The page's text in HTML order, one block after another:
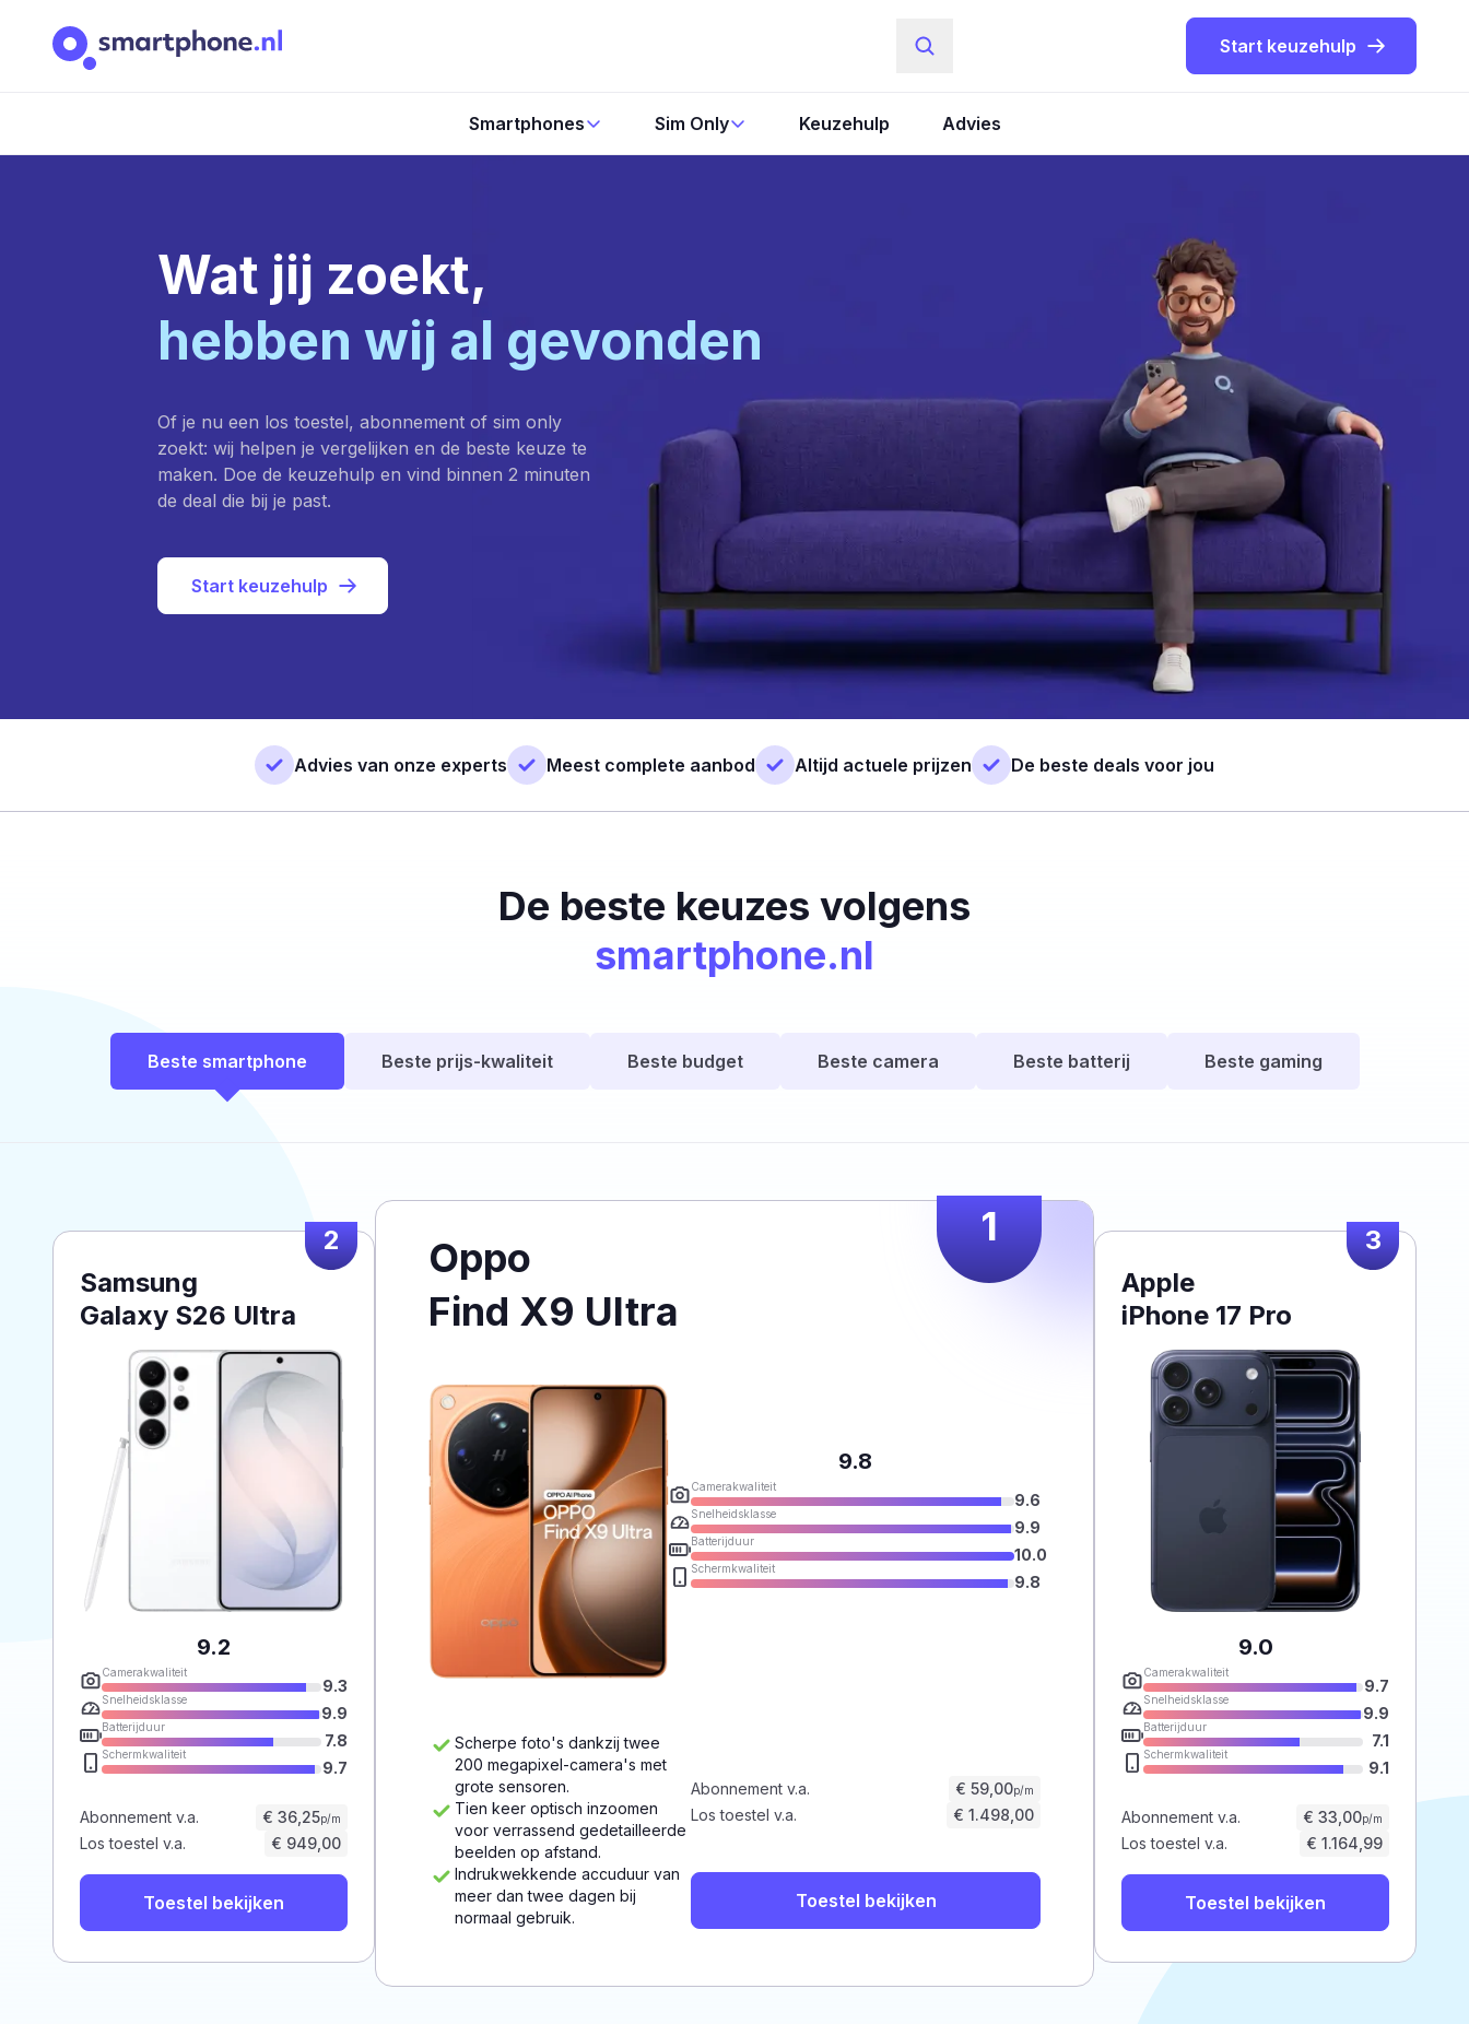
Start keuzehulp
Smartphones Sim Only Keuzehulp Advies
Wat jij zoekt,
hebben wij al gevonden
Of je nu een los toestel, abonnement of sim only
zoekt: wij helpen je vergelijken en de beste keuze te
maken. Doe de keuzehulp en vind binnen 2 minuten
de deal die bij je past.
Start keuzehulp
Advies van onze experts Meest complete aanbod Altijd actuele prijzen De beste deals voor jou
De beste keuzes volgens
smartphone.nl
Beste smartphone Beste prijs-kwaliteit Beste budget Beste camera Beste batterij Beste gaming
1
Oppo
Find X9 Ultra
9.8
Camerakwaliteit
9.6
Snelheidsklasse
9.9
Batterijduur
10.0
Schermkwaliteit
9.8
Scherpe foto's dankzij twee
200 megapixel-camera's met
grote sensoren.
Tien keer optisch inzoomen
voor verrassend gedetailleerde
beelden op afstand.
Indrukwekkende accuduur van
meer dan twee dagen bij
normaal gebruik.
Abonnement v.a. € 59,00p/m
Los toestel v.a. € 1.498,00
Toestel bekijken
2
Samsung
Galaxy S26 Ultra
9.2
Camerakwaliteit
9.3
Snelheidsklasse
9.9
Batterijduur
7.8
Schermkwaliteit
9.7
Abonnement v.a. € 36,25p/m
Los toestel v.a. € 949,00
Toestel bekijken
3
Apple
iPhone 17 Pro
9.0
Camerakwaliteit
9.7
Snelheidsklasse
9.9
Batterijduur
7.1
Schermkwaliteit
9.1
Abonnement v.a. € 33,00p/m
Los toestel v.a. € 1.164,99
Toestel bekijken